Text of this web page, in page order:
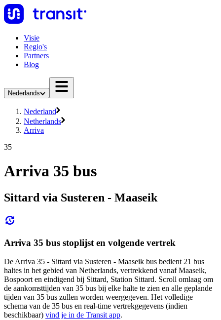
Visie
Regio's
Partners
Blog
Nederlands
Nederland
Netherlands
Arriva
35
Arriva 35 bus
Sittard via Susteren - Maaseik
Arriva 35 bus stoplijst en volgende vertrek
De Arriva 35 - Sittard via Susteren - Maaseik bus bedient 21 bus
haltes in het gebied van Netherlands, vertrekkend vanaf Maaseik,
Bospoort en eindigend bij Sittard, Station Sittard. Scroll omlaag om
de aankomsttijden van 35 bus bij elke halte te zien en alle geplande
tijden van 35 bus zullen worden weergegeven. Het volledige
schema van de 35 bus en real-time vertrekgegevens (indien
beschikbaar) vind je in de Transit app.